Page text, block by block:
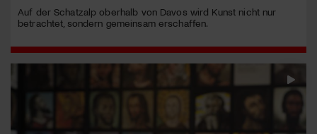
Auf der Schatzalp oberhalb von Davos wird Kunst nicht nur
betrachtet, sondern gemeinsam erschaffen.